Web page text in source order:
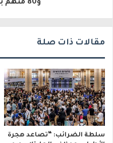
و80 منهم بحالة خطيرة
مقالات ذات صلة
سلطة الضرائب: “تصاعد هجرة